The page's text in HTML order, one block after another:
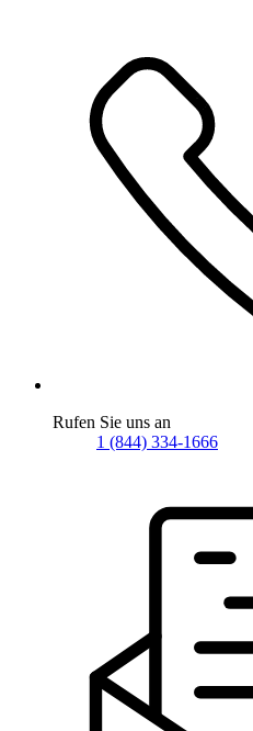
Rufen Sie uns an
1 (844) 334-1666